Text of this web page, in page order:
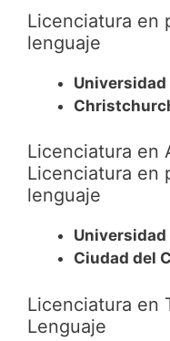
Licenciatura en
lenguaje
Licenciatura en
Licenciatura en
lenguaje
Universidad
Ciudad del
Licenciatura en
Lenguaje